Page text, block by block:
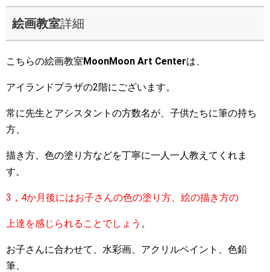
絵画教室詳細
こちらの絵画教室MoonMoon Art Centerは、
アイランドプラザの2階にございます。
常に先生とアシスタントの方数名が、子供たちに筆の持ち
方、
描き方、色の塗り方などを丁寧に一人一人教えてくれま
す。
3，4か月後にはお子さんの色の塗り方、絵の描き方の
上達を感じられることでしょう 。
お子さんに合わせて、水彩画、アクリルペイント、色鉛
筆、